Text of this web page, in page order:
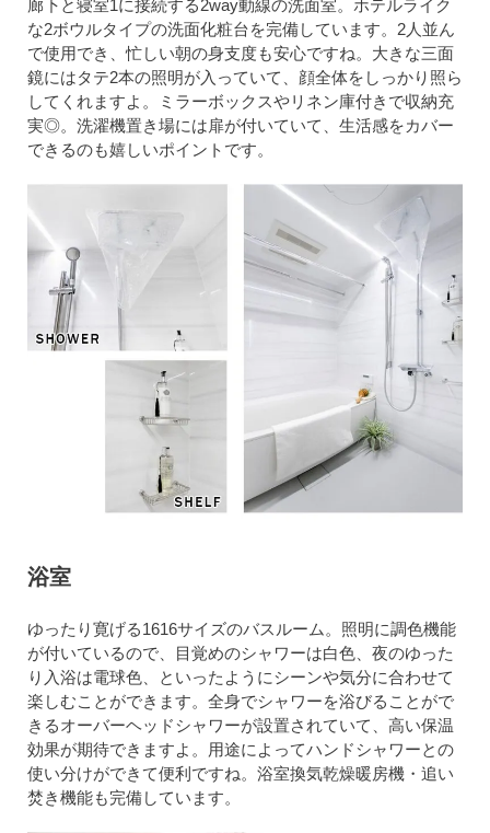
廊下と寝室1に接続する2way動線の洗面室。ホテルライク
な2ボウルタイプの洗面化粧台を完備しています。2人並ん
で使用でき、忙しい朝の身支度も安心ですね。大きな三面
鏡にはタテ2本の照明が入っていて、顔全体をしっかり照ら
してくれますよ。ミラーボックスやリネン庫付きで収納充
実◎。洗濯機置き場には扉が付いていて、生活感をカバー
できるのも嬉しいポイントです。
浴室
ゆったり寛げる1616サイズのバスルーム。照明に調色機能
が付いているので、目覚めのシャワーは白色、夜のゆった
り入浴は電球色、といったようにシーンや気分に合わせて
楽しむことができます。全身でシャワーを浴びることがで
きるオーバーヘッドシャワーが設置されていて、高い保温
効果が期待できますよ。用途によってハンドシャワーとの
使い分けができて便利ですね。浴室換気乾燥暖房機・追い
焚き機能も完備しています。